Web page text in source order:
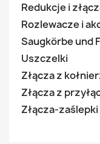
Redukcje i
Rozlewacze i
Saugkörbe und
Uszczelki
Złącza z
Złącza z
Złącza-